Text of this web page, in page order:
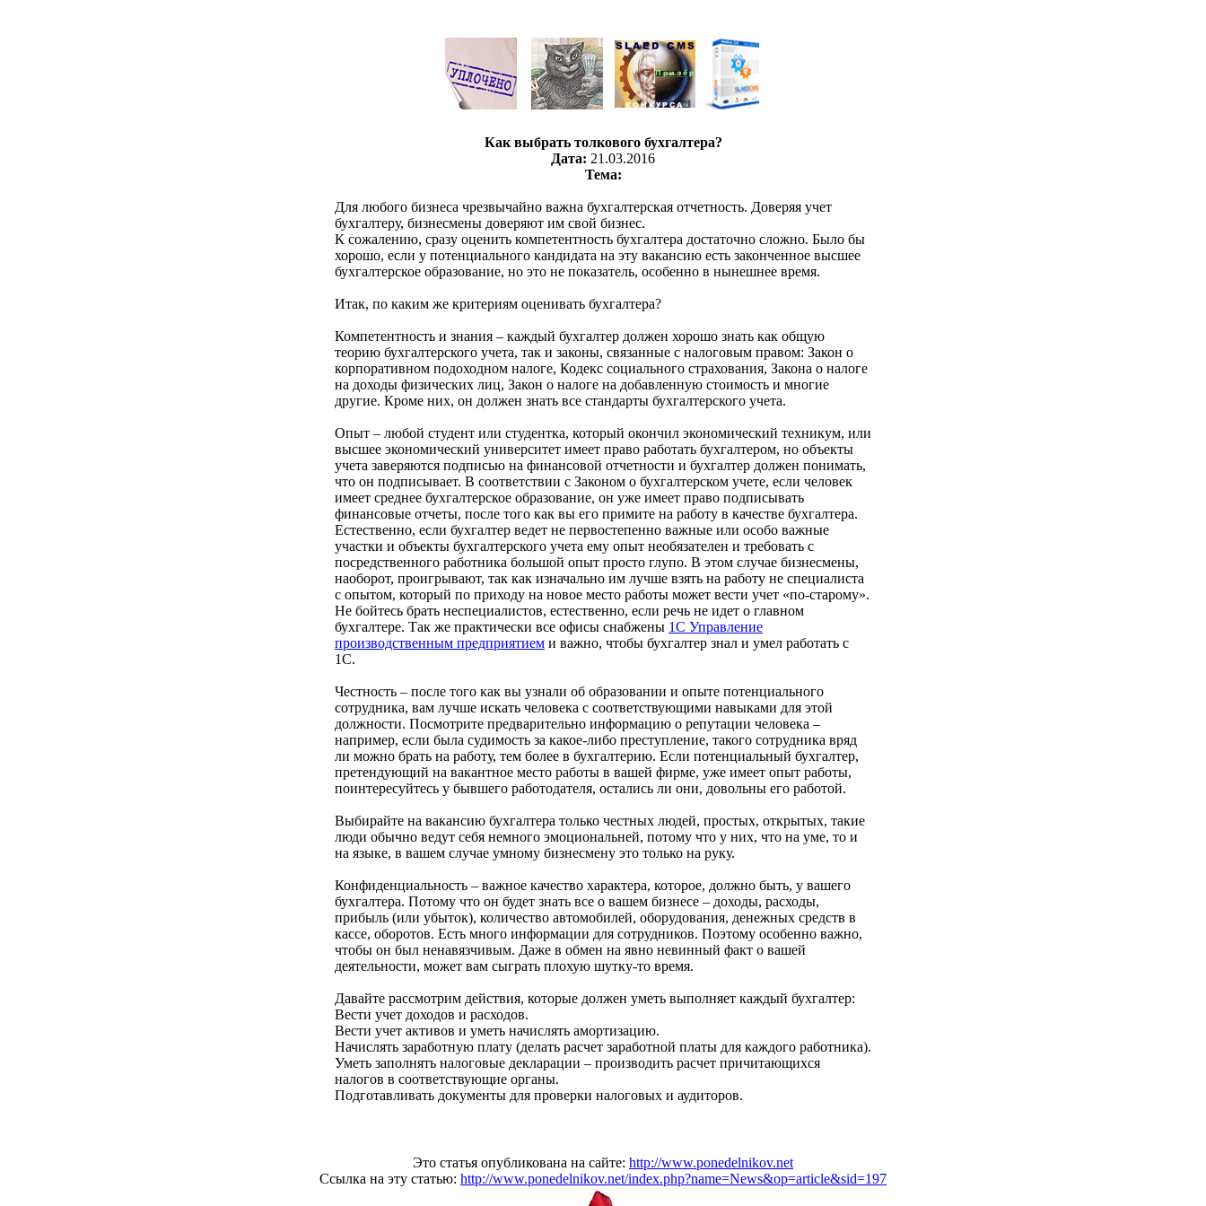
Как выбрать толкового бухгалтера?
Дата: 21.03.2016
Тема:
Для любого бизнеса чрезвычайно важна бухгалтерская отчетность. Доверяя учет
бухгалтеру, бизнесмены доверяют им свой бизнес.
К сожалению, сразу оценить компетентность бухгалтера достаточно сложно. Было бы
хорошо, если у потенциального кандидата на эту вакансию есть законченное высшее
бухгалтерское образование, но это не показатель, особенно в нынешнее время.
Итак, по каким же критериям оценивать бухгалтера?
Компетентность и знания – каждый бухгалтер должен хорошо знать как общую
теорию бухгалтерского учета, так и законы, связанные с налоговым правом: Закон о
корпоративном подоходном налоге, Кодекс социального страхования, Закона о налоге
на доходы физических лиц, Закон о налоге на добавленную стоимость и многие
другие. Кроме них, он должен знать все стандарты бухгалтерского учета.
Опыт – любой студент или студентка, который окончил экономический техникум, или
высшее экономический университет имеет право работать бухгалтером, но объекты
учета заверяются подписью на финансовой отчетности и бухгалтер должен понимать,
что он подписывает. В соответствии с Законом о бухгалтерском учете, если человек
имеет среднее бухгалтерское образование, он уже имеет право подписывать
финансовые отчеты, после того как вы его примите на работу в качестве бухгалтера.
Естественно, если бухгалтер ведет не первостепенно важные или особо важные
участки и объекты бухгалтерского учета ему опыт необязателен и требовать с
посредственного работника большой опыт просто глупо. В этом случае бизнесмены,
наоборот, проигрывают, так как изначально им лучше взять на работу не специалиста
с опытом, который по приходу на новое место работы может вести учет «по-старому».
Не бойтесь брать неспециалистов, естественно, если речь не идет о главном
бухгалтере. Так же практически все офисы снабжены 1С Управление
производственным предприятием и важно, чтобы бухгалтер знал и умел работать с
1С.
Честность – после того как вы узнали об образовании и опыте потенциального
сотрудника, вам лучше искать человека с соответствующими навыками для этой
должности. Посмотрите предварительно информацию о репутации человека –
например, если была судимость за какое-либо преступление, такого сотрудника вряд
ли можно брать на работу, тем более в бухгалтерию. Если потенциальный бухгалтер,
претендующий на вакантное место работы в вашей фирме, уже имеет опыт работы,
поинтересуйтесь у бывшего работодателя, остались ли они, довольны его работой.
Выбирайте на вакансию бухгалтера только честных людей, простых, открытых, такие
люди обычно ведут себя немного эмоциональней, потому что у них, что на уме, то и
на языке, в вашем случае умному бизнесмену это только на руку.
Конфиденциальность – важное качество характера, которое, должно быть, у вашего
бухгалтера. Потому что он будет знать все о вашем бизнесе – доходы, расходы,
прибыль (или убыток), количество автомобилей, оборудования, денежных средств в
кассе, оборотов. Есть много информации для сотрудников. Поэтому особенно важно,
чтобы он был ненавязчивым. Даже в обмен на явно невинный факт о вашей
деятельности, может вам сыграть плохую шутку-то время.
Давайте рассмотрим действия, которые должен уметь выполняет каждый бухгалтер:
Вести учет доходов и расходов.
Вести учет активов и уметь начислять амортизацию.
Начислять заработную плату (делать расчет заработной платы для каждого работника).
Уметь заполнять налоговые декларации – производить расчет причитающихся
налогов в соответствующие органы.
Подготавливать документы для проверки налоговых и аудиторов.
Это статья опубликована на сайте: http://www.ponedelnikov.net
Ссылка на эту статью: http://www.ponedelnikov.net/index.php?name=News&op=article&sid=197